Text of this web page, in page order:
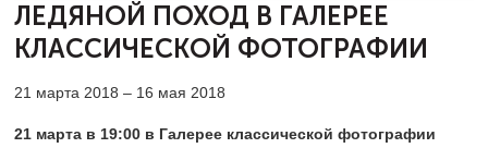
ЛЕДЯНОЙ ПОХОД В ГАЛЕРЕЕ
КЛАССИЧЕСКОЙ ФОТОГРАФИИ
21 марта 2018 – 16 мая 2018
21 марта в 19:00 в Галерее классической фотографии